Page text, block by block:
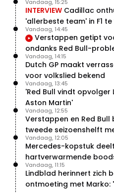
INTERVIEW Cadillac
'allerbeste team' in F1
Vandaag, 15:25
Verstappen getipt
ondanks Red Bull-
Vandaag, 14:45
Dutch GP maakt
voor volkslied bekend
Vandaag, 14:15
'Red Bull vindt opvolger
Aston Martin'
Vandaag, 13:45
Verstappen en Red Bull
tweede seizoenshelft
Vandaag, 12:55
Mercedes-kopstuk deelt
hartverwarmende
overstap naar Red Bull
Vandaag, 12:05
Lindblad herinnert zich
ontmoeting met Marko:
Vandaag, 11:15